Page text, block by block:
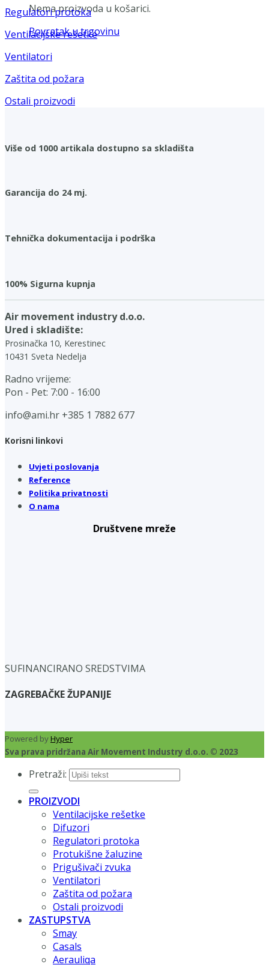
Nema proizvoda u košarici.
Povratak u trgovinu
Regulatori protoka
Ventilacijske rešetke
Ventilatori
Zaštita od požara
Ostali proizvodi
Više od 1000 artikala dostupno sa skladišta
Garancija do 24 mj.
Tehnička dokumentacija i podrška
100% Sigurna kupnja
Air movement industry d.o.o.
Ured i skladište:
Prosinačka 10, Kerestinec
10431 Sveta Nedelja
Radno vrijeme:
Pon - Pet: 7:00 - 16:00
info@ami.hr +385 1 7882 677
Korisni linkovi
Uvjeti poslovanja
Reference
Politika privatnosti
O nama
Društvene mreže
SUFINANCIRANO SREDSTVIMA
ZAGREBAČKE ŽUPANIJE
Powered byHyper
Sva prava pridržana Air Movement Industry d.o.o. © 2023
Pretraži:
PROIZVODI
Ventilacijske rešetke
Difuzori
Regulatori protoka
Protukišne žaluzine
Prigušivači zvuka
Ventilatori
Zaštita od požara
Ostali proizvodi
ZASTUPSTVA
Smay
Casals
Aerauliqa